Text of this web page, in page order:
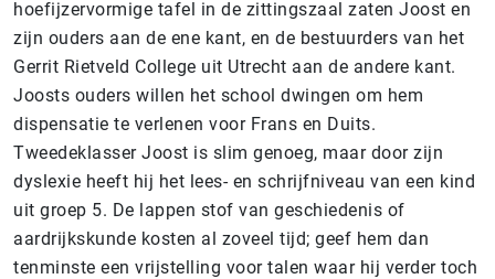
hoefijzervormige tafel in de zittingszaal zaten Joost en
zijn ouders aan de ene kant, en de bestuurders van het
Gerrit Rietveld College uit Utrecht aan de andere kant.
Joosts ouders willen het school dwingen om hem
dispensatie te verlenen voor Frans en Duits.
Tweedeklasser Joost is slim genoeg, maar door zijn
dyslexie heeft hij het lees- en schrijfniveau van een kind
uit groep 5. De lappen stof van geschiedenis of
aardrijkskunde kosten al zoveel tijd; geef hem dan
tenminste een vrijstelling voor talen waar hij verder toch